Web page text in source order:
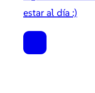
estar al día :)